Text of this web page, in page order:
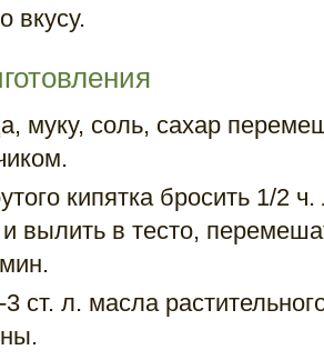
вкусу.
муку, соль, сахар
кипятка бросить 1/2
вылить в тесто,
ст. л. масла